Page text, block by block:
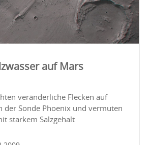
auf Mars
veränderliche Flecken auf
der Sonde Phoenix und vermuten
starkem Salzgehalt